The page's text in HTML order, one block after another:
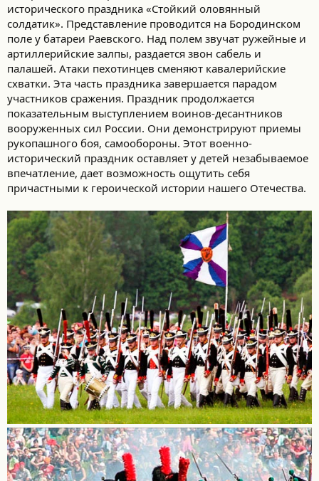
исторического праздника «Стойкий оловянный
солдатик». Представление проводится на Бородинском
поле у батареи Раевского. Над полем звучат ружейные и
артиллерийские залпы, раздается звон сабель и
палашей. Атаки пехотинцев сменяют кавалерийские
схватки. Эта часть праздника завершается парадом
участников сражения. Праздник продолжается
показательным выступлением воинов-десантников
вооруженных сил России. Они демонстрируют приемы
рукопашного боя, самообороны. Этот военно-
исторический праздник оставляет у детей незабываемое
впечатление, дает возможность ощутить себя
причастными к героической истории нашего Отечества.